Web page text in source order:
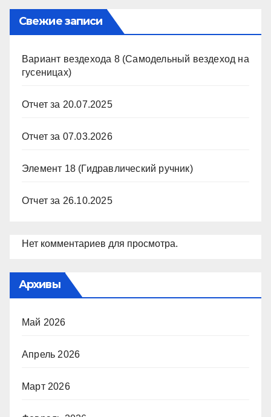
Свежие записи
Вариант вездехода 8 (Самодельный вездеход на
гусеницах)
Отчет за 20.07.2025
Отчет за 07.03.2026
Элемент 18 (Гидравлический ручник)
Отчет за 26.10.2025
Нет комментариев для просмотра.
Архивы
Май 2026
Апрель 2026
Март 2026